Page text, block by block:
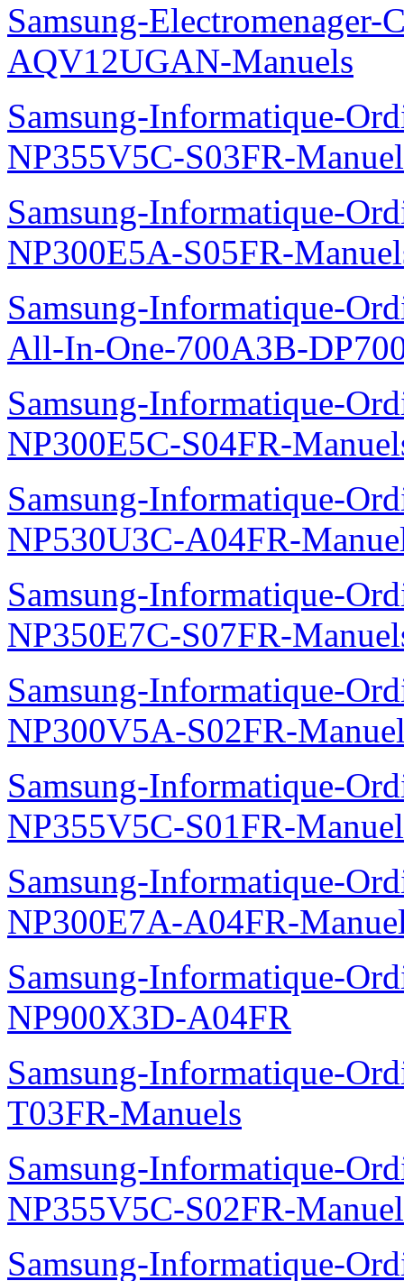
Samsung-Electromenager-
AQV12UGAN-Manuels
Samsung-Informatique-
NP355V5C-S03FR-
Samsung-Informatique-
NP300E5A-S05FR-
Samsung-Informatique-
All-In-One-700A3B-
Samsung-Informatique-
NP300E5C-S04FR-
Samsung-Informatique-
NP530U3C-A04FR-
Samsung-Informatique-
NP350E7C-S07FR-
Samsung-Informatique-
NP300V5A-S02FR-
Samsung-Informatique-
NP355V5C-S01FR-
Samsung-Informatique-
NP300E7A-A04FR-
Samsung-Informatique-
NP900X3D-A04FR
Samsung-Informatique-
T03FR-Manuels
Samsung-Informatique-
NP355V5C-S02FR-
Samsung-Informatique-